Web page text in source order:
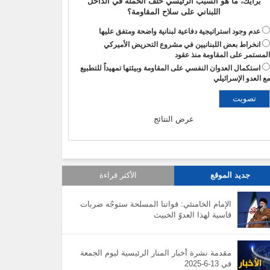
اللبناني على سلاح المقاومة؟
عدم وجود استراتيجية دفاعية لبنانية واضحة ومتفق عليها
انخراط بعض اللبنانيين في مشروع التحريض الأميركي
المستمر على المقاومة منذ عقود
استكمال العدوان النفسي على المقاومة وبيئتها تمهيداً للتطبيع
مع العدو الإسرائيلي
عرض النتائج
جديد الموقع الأكثر قراءة
الإمام الخامنئي: قواتنا المسلحة ستوجّه ضربات
قاسية لهذا العدوّ الخبيث
مقدمة نشرة أخبار المنار الرئيسية ليوم الجمعة
في 13-6-2025